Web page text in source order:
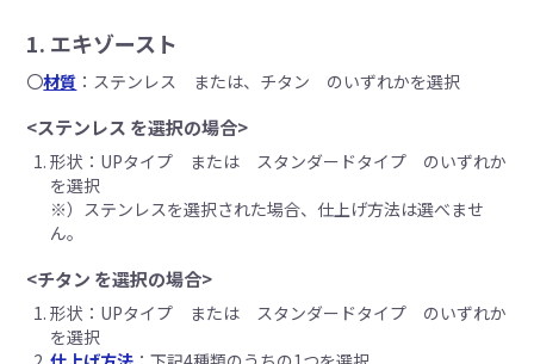
1. エキゾースト
〇材質 ：ステンレス または、チタン のいずれかを選択
<ステンレス を選択の場合>
形状：UPタイプ または スタンダードタイプ のいずれか
を選択
※）ステンレスを選択された場合、仕上げ方法は選べませ
ん。
<チタン を選択の場合>
形状：UPタイプ または スタンダードタイプ のいずれか
を選択